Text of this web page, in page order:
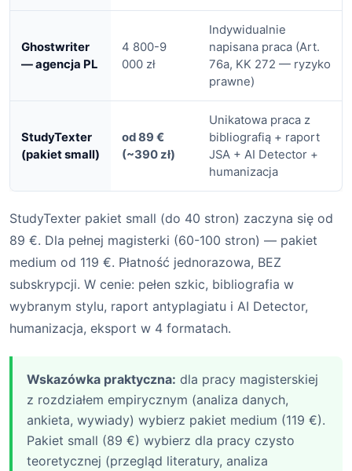
Ghostwriter
— agencja PL
4 800-9
000 zł
Indywidualnie
napisana praca (Art.
76a, KK 272 — ryzyko
prawne)
StudyTexter
(pakiet small)
od 89 €
(~390 zł)
Unikatowa praca z
bibliografią + raport
JSA + AI Detector +
humanizacja
StudyTexter pakiet small (do 40 stron) zaczyna się od
89 €. Dla pełnej magisterki (60-100 stron) — pakiet
medium od 119 €. Płatność jednorazowa, BEZ
subskrypcji. W cenie: pełen szkic, bibliografia w
wybranym stylu, raport antyplagiatu i AI Detector,
humanizacja, eksport w 4 formatach.
Wskazówka praktyczna: dla pracy magisterskiej
z rozdziałem empirycznym (analiza danych,
ankieta, wywiady) wybierz pakiet medium (119 €).
Pakiet small (89 €) wybierz dla pracy czysto
teoretycznej (przegląd literatury, analiza